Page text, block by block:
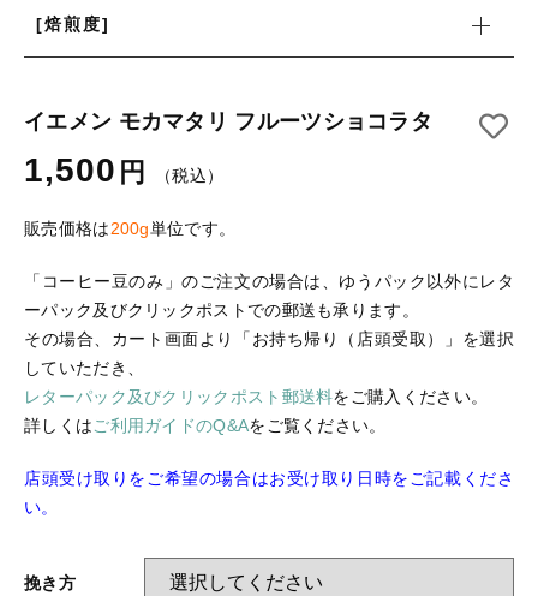
[焙煎度]
イエメン モカマタリ フルーツショコラタ
1,500 円 （税込）
販売価格は200g単位です。
「コーヒー豆のみ」のご注文の場合は、ゆうパック以外にレタ
ーパック及びクリックポストでの郵送も承ります。
その場合、カート画面より「お持ち帰り（店頭受取）」を選択
していただき、
レターパック及びクリックポスト郵送料をご購入ください。
詳しくはご利用ガイドのQ&Aをご覧ください。
店頭受け取りをご希望の場合はお受け取り日時をご記載くださ
い。
挽き方
ログイン